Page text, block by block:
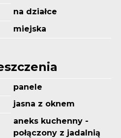
na działce
miejska
panele
jasna z oknem
aneks kuchenny -
połączony z jadalnią